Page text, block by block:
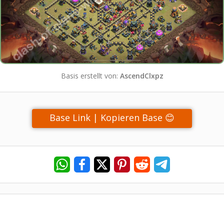
Basis erstellt von: AscendClxpz
Base Link | Kopieren Base 😊